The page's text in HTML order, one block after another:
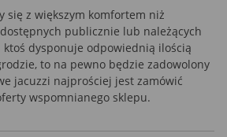
się z większym komfortem niż
publicznie lub należących
ktoś dysponuje odpowiednią ilością
to na pewno będzie zadowolony
jacuzzi najprościej jest zamówić
wspomnianego sklepu.